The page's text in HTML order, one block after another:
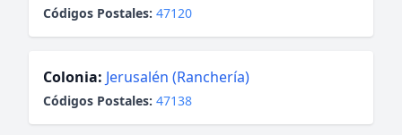
Códigos Postales: 47120
Colonia: Jerusalén (Ranchería)
Códigos Postales: 47138